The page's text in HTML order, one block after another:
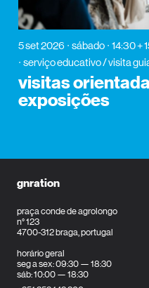
5 set 2026 sábado 14:30 +
serviço educativo / visita
visitas
exposições
gnration
praça conde de agrolongo
n° 123
4700-312 braga, portugal
horário geral
seg a sex: 09:30 — 18:30
sáb: 10:00 — 18:30